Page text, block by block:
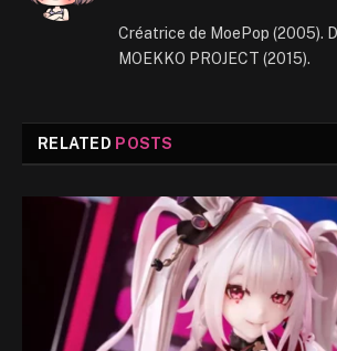
Créatrice de MoePop (2005).
MOEKKO PROJECT (2015).
RELATED POSTS